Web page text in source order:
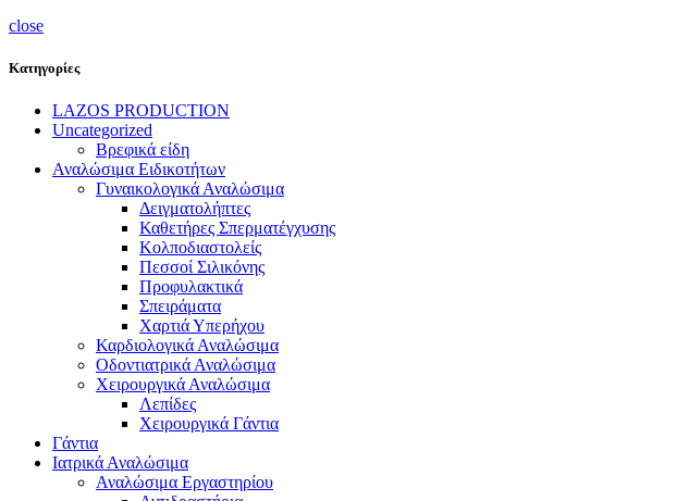
close
Κατηγορίες
LAZOS PRODUCTION
Uncategorized
Βρεφικά είδη
Αναλώσιμα Ειδικοτήτων
Γυναικολογικά Αναλώσιμα
Δειγματολήπτες
Καθετήρες Σπερματέγχυσης
Κολποδιαστολείς
Πεσσοί Σιλικόνης
Προφυλακτικά
Σπειράματα
Χαρτιά Υπερήχου
Καρδιολογικά Αναλώσιμα
Οδοντιατρικά Αναλώσιμα
Χειρουργικά Αναλώσιμα
Λεπίδες
Χειρουργικά Γάντια
Γάντια
Ιατρικά Αναλώσιμα
Αναλώσιμα Εργαστηρίου